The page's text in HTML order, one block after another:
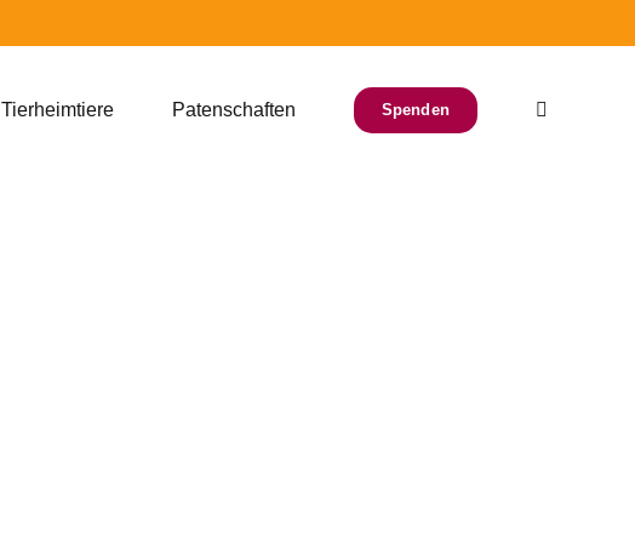
Tierheimtiere Patenschaften Spenden